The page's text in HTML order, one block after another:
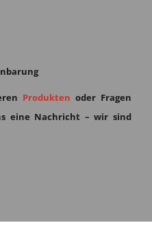
Produkten oder Fragen
eine Nachricht – wir sind